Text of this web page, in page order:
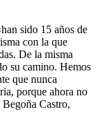
sido 15 años de
con la que
De la misma
su camino. Hemos
que nunca
porque ahora no
Castro,